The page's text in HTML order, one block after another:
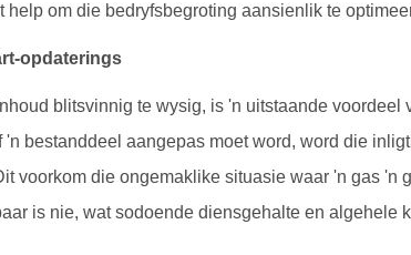
help om die bedryfsbegroting aansienlik te
opdaterings
blitsvinnig te wysig, is 'n uitstaande voordeel
'n bestanddeel aangepas moet word, word die
voorkom die ongemaklike situasie waar 'n gas 'n
is nie, wat sodoende diensgehalte en algehele